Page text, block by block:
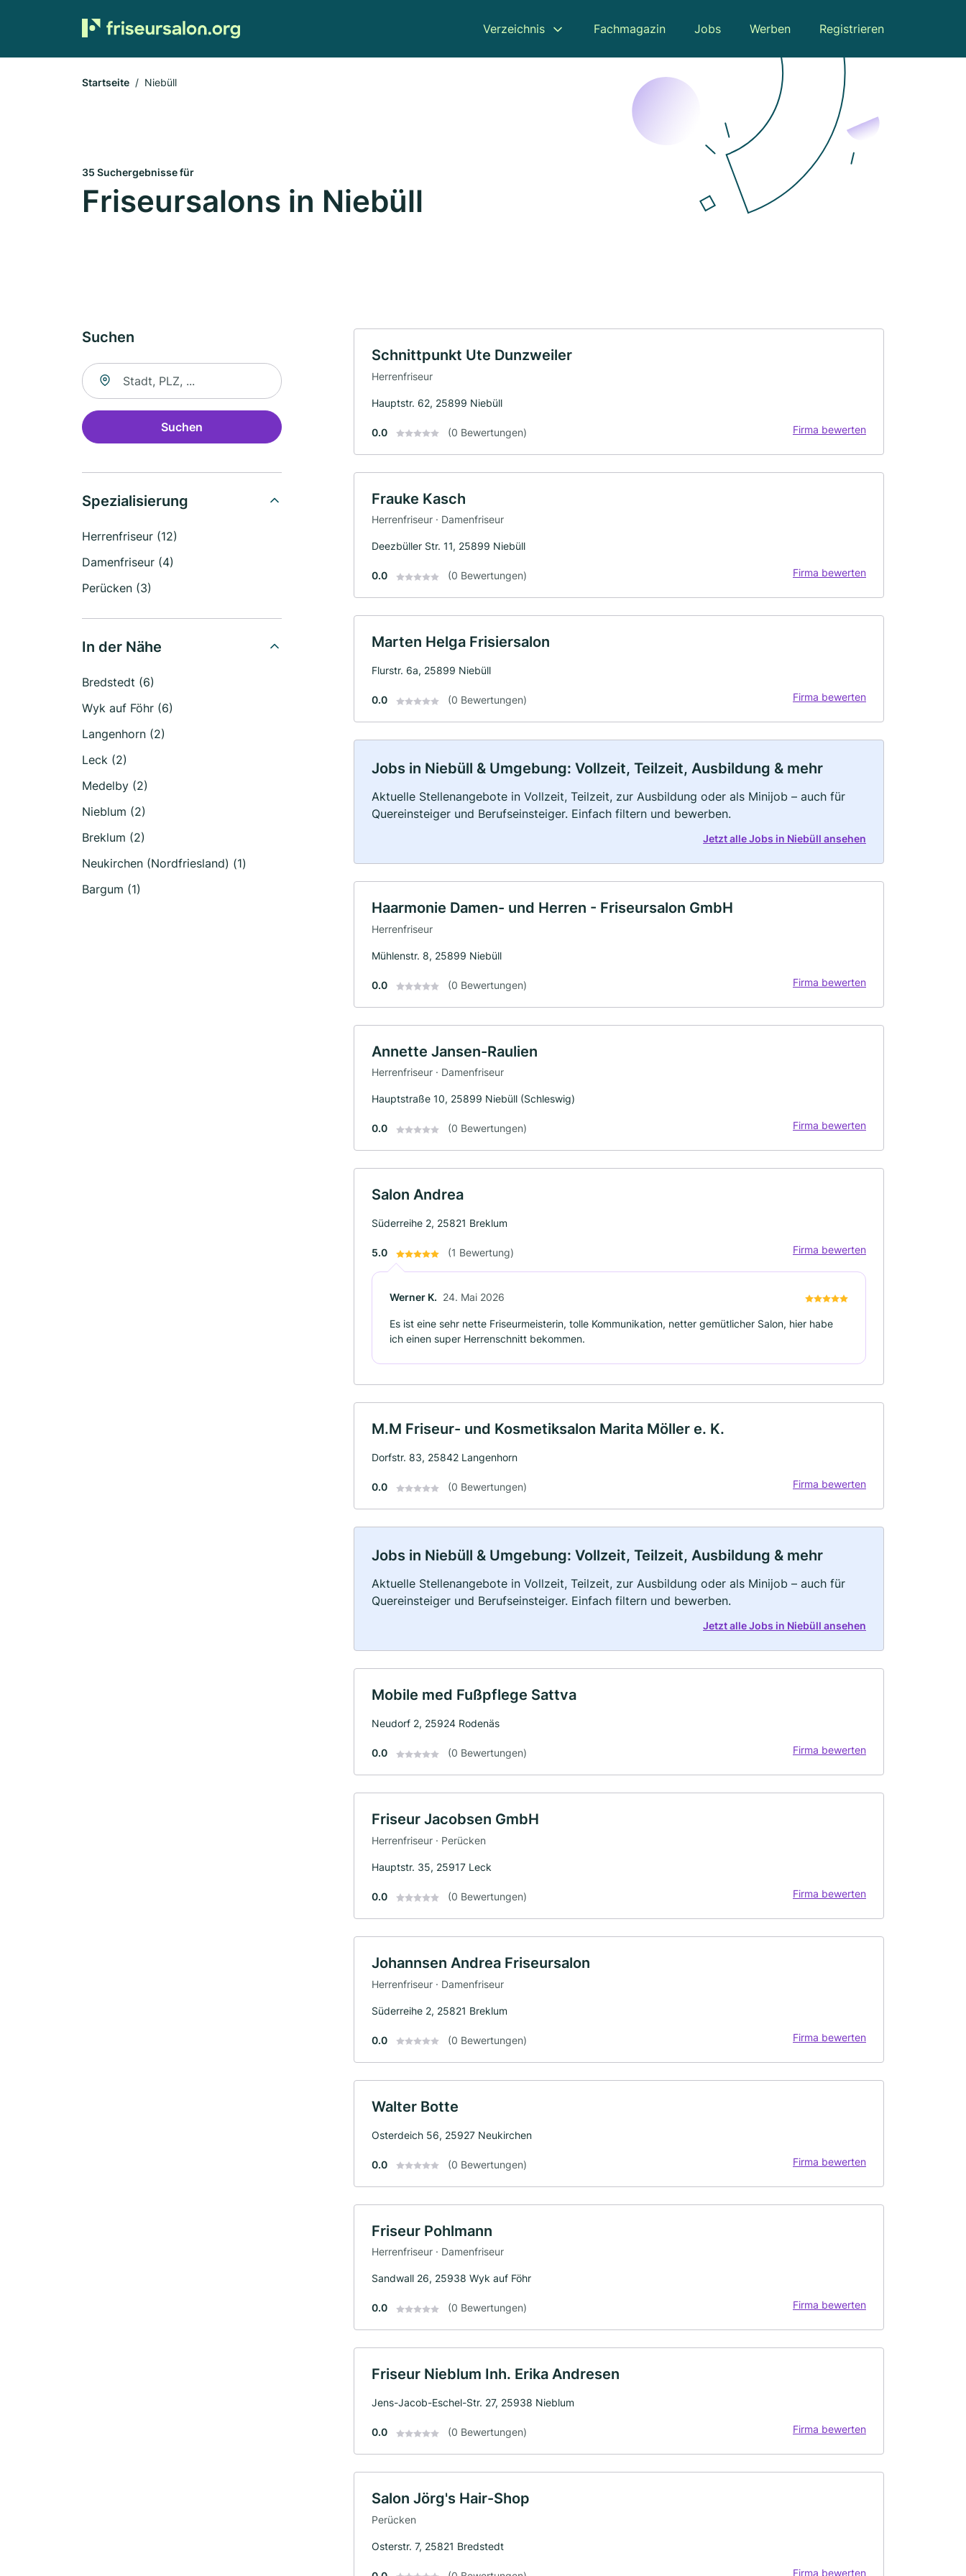
Verzeichnis Fachmagazin Jobs Werben Registrieren
Startseite Niebüll
35 Suchergebnisse für
Friseursalons in Niebüll
Suchen
Suche nach Ort
Suchen
Spezialisierung
Herrenfriseur (12)
Damenfriseur (4)
Perücken (3)
In der Nähe
Bredstedt (6)
Wyk auf Föhr (6)
Langenhorn (2)
Leck (2)
Medelby (2)
Nieblum (2)
Breklum (2)
Neukirchen (Nordfriesland) (1)
Bargum (1)
Schnittpunkt Ute Dunzweiler
Herrenfriseur
Hauptstr. 62, 25899 Niebüll
0.0 (0 Bewertungen) Firma bewerten
Frauke Kasch
Herrenfriseur · Damenfriseur
Deezbüller Str. 11, 25899 Niebüll
0.0 (0 Bewertungen) Firma bewerten
Marten Helga Frisiersalon
Flurstr. 6a, 25899 Niebüll
0.0 (0 Bewertungen) Firma bewerten
Jobs in Niebüll & Umgebung: Vollzeit, Teilzeit, Ausbildung & mehr
Aktuelle Stellenangebote in Vollzeit, Teilzeit, zur Ausbildung oder als Minijob – auch für
Quereinsteiger und Berufseinsteiger. Einfach filtern und bewerben.
Jetzt alle Jobs in Niebüll ansehen
Haarmonie Damen- und Herren - Friseursalon GmbH
Herrenfriseur
Mühlenstr. 8, 25899 Niebüll
0.0 (0 Bewertungen) Firma bewerten
Annette Jansen-Raulien
Herrenfriseur · Damenfriseur
Hauptstraße 10, 25899 Niebüll (Schleswig)
0.0 (0 Bewertungen) Firma bewerten
Salon Andrea
Süderreihe 2, 25821 Breklum
5.0 (1 Bewertung) Firma bewerten
Werner K. 24. Mai 2026
Es ist eine sehr nette Friseurmeisterin, tolle Kommunikation, netter gemütlicher Salon, hier habe
ich einen super Herrenschnitt bekommen.
M.M Friseur- und Kosmetiksalon Marita Möller e. K.
Dorfstr. 83, 25842 Langenhorn
0.0 (0 Bewertungen) Firma bewerten
Jobs in Niebüll & Umgebung: Vollzeit, Teilzeit, Ausbildung & mehr
Aktuelle Stellenangebote in Vollzeit, Teilzeit, zur Ausbildung oder als Minijob – auch für
Quereinsteiger und Berufseinsteiger. Einfach filtern und bewerben.
Jetzt alle Jobs in Niebüll ansehen
Mobile med Fußpflege Sattva
Neudorf 2, 25924 Rodenäs
0.0 (0 Bewertungen) Firma bewerten
Friseur Jacobsen GmbH
Herrenfriseur · Perücken
Hauptstr. 35, 25917 Leck
0.0 (0 Bewertungen) Firma bewerten
Johannsen Andrea Friseursalon
Herrenfriseur · Damenfriseur
Süderreihe 2, 25821 Breklum
0.0 (0 Bewertungen) Firma bewerten
Walter Botte
Osterdeich 56, 25927 Neukirchen
0.0 (0 Bewertungen) Firma bewerten
Friseur Pohlmann
Herrenfriseur · Damenfriseur
Sandwall 26, 25938 Wyk auf Föhr
0.0 (0 Bewertungen) Firma bewerten
Friseur Nieblum Inh. Erika Andresen
Jens-Jacob-Eschel-Str. 27, 25938 Nieblum
0.0 (0 Bewertungen) Firma bewerten
Salon Jörg's Hair-Shop
Perücken
Osterstr. 7, 25821 Bredstedt
Firma bewerten